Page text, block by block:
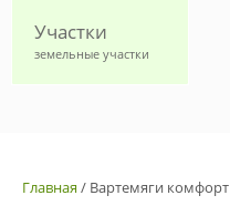
Участки
земельные участки
Главная / Вартемяги комфорт